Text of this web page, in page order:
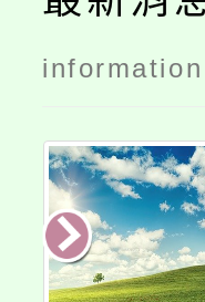
information